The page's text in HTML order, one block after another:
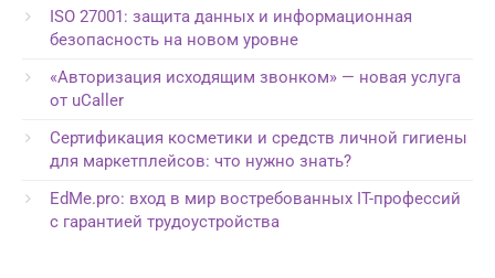
ISO 27001: защита данных и информационная
безопасность на новом уровне
«Авторизация исходящим звонком» — новая услуга
от uCaller
Сертификация косметики и средств личной гигиены
для маркетплейсов: что нужно знать?
EdMe.pro: вход в мир востребованных IT-профессий
с гарантией трудоустройства